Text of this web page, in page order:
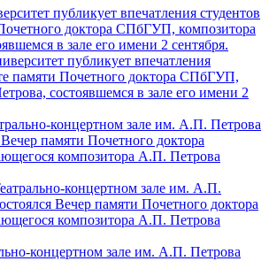
публикует впечатления
памяти Почетного доктора СПбГУП,
состоявшемся в зале его имени 2
концертном зале им. А.П.
Вечер памяти Почетного доктора
композитора А.П. Петрова